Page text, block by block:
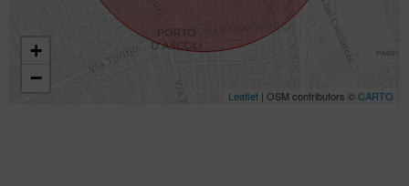
+
−
Leaflet| OSM contributors ©CARTO